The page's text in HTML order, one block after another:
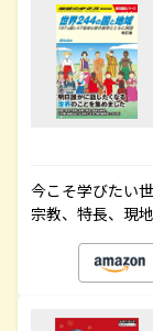
今こそ学びたい
宗教、特長、現